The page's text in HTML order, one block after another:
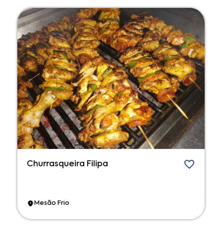
Churrasqueira Filipa
Mesão Frio